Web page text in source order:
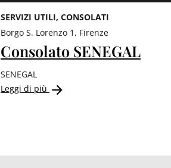
SERVIZI UTILI CONSOLATI
Borgo S. Lorenzo 1, Firenze
Consolato SENEGAL
SENEGAL
Leggi di più